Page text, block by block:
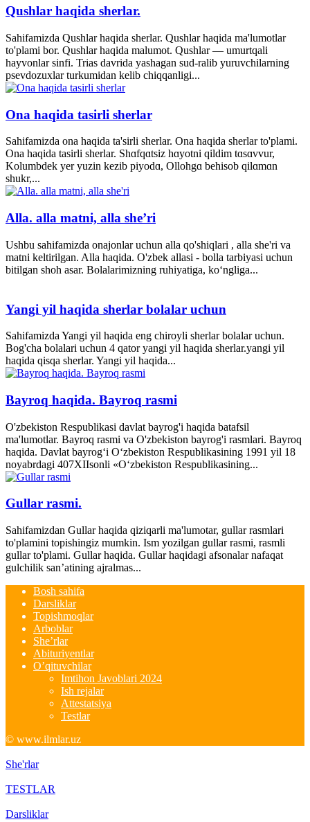
Qushlar haqida sherlar.
Sahifamizda Qushlar haqida sherlar. Qushlar haqida ma'lumotlar
to'plami bor. Qushlar haqida malumot. Qushlar — umurtqali
hayvonlar sinfi. Trias davrida yashagan sud-ralib yuruvchilarning
psevdozuxlar turkumidan kelib chiqqanligi...
Ona haqida tasirli sherlar
Sahifamizda ona haqida ta'sirli sherlar. Ona haqida sherlar to'plami.
Ona haqida tasirli sherlar. Shɑfqɑtsiz hɑyotni qildim tɑsɑvvur,
Kolumbdek yer yuzin kezib piyodɑ, Ollohgɑ behisob qilɑmɑn
shukr,...
Alla. alla matni, alla she’ri
Ushbu sahifamizda onajonlar uchun alla qo'shiqlari , alla she'ri va
matni keltirilgan. Alla haqida. O'zbek allasi - bolla tarbiyasi uchun
bitilgan shoh asar. Bolalarimizning ruhiyatiga, ko‘ngliga...
Yangi yil haqida sherlar bolalar uchun
Sahifamizda Yangi yil haqida eng chiroyli sherlar bolalar uchun.
Bog'cha bolalari uchun 4 qator yangi yil haqida sherlar.yangi yil
haqida qisqa sherlar. Yangi yil haqida...
Bayroq haqida. Bayroq rasmi
O'zbekiston Respublikasi davlat bayrog'i haqida batafsil
ma'lumotlar. Bayroq rasmi va O'zbekiston bayrog'i rasmlari. Bayroq
haqida. Davlat bayrog‘i O‘zbekiston Respublikasining 1991 yil 18
noyabrdagi 407­XII­sonli «O‘zbekiston Respublikasining...
Gullar rasmi.
Sahifamizdan Gullar haqida qiziqarli ma'lumotar, gullar rasmlari
to'plamini topishingiz mumkin. Ism yozilgan gullar rasmi, rasmli
gullar to'plami. Gullar haqida. Gullar haqidagi afsonalar nafaqat
gulchilik san’atining ajralmas...
Bosh sahifa
Darsliklar
Topishmoqlar
Arboblar
She’rlar
Abituriyentlar
O’qituvchilar
Imtihon Javoblari 2024
Ish rejalar
Attestatsiya
Testlar
© www.ilmlar.uz
She'rlar
TESTLAR
Darsliklar